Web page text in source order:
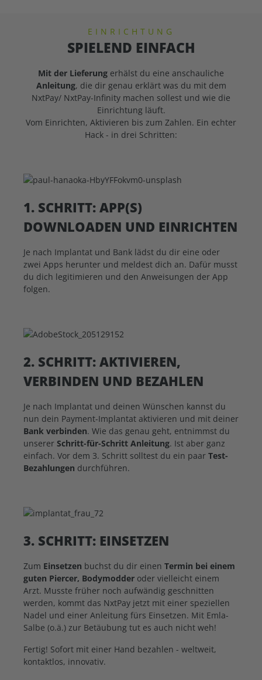
EINRICHTUNG
SPIELEND EINFACH
Mit der Lieferung erhälst du eine anschauliche
Anleitung, die dir genau erklärt was du mit dem
NxtPay/ NxtPay-Infinity machen sollest und wie die
Einrichtung läuft.
Vom Einrichten, Aktivieren bis zum Zahlen. Ein echter
Hack - in drei Schritten:
1. SCHRITT: APP(S)
DOWNLOADEN UND EINRICHTEN
Je nach Implantat und Bank lädst du dir eine oder
zwei Apps herunter und meldest dich an. Dafür musst
du dich legitimieren und den Anweisungen der App
folgen.
2. SCHRITT: AKTIVIEREN,
VERBINDEN UND BEZAHLEN
Je nach Implantat und deinen Wünschen kannst du
nun dein Payment-Implantat aktivieren und mit deiner
Bank verbinden. Wie das genau geht, entnimmst du
unserer Schritt-für-Schritt Anleitung. Ist aber ganz
einfach. Vor dem 3. Schritt solltest du ein paar Test-
Bezahlungen durchführen.
3. SCHRITT: EINSETZEN
Zum Einsetzen buchst du dir einen Termin bei einem
guten Piercer, Bodymodder oder vielleicht einem
Arzt. Musste früher noch aufwändig geschnitten
werden, kommt das NxtPay jetzt mit einer speziellen
Nadel und einer Anleitung fürs Einsetzen. Mit Emla-
Salbe (o.ä.) zur Betäubung tut es auch nicht weh!
Fertig! Sofort mit einer Hand bezahlen - weltweit,
kontaktlos, innovativ.